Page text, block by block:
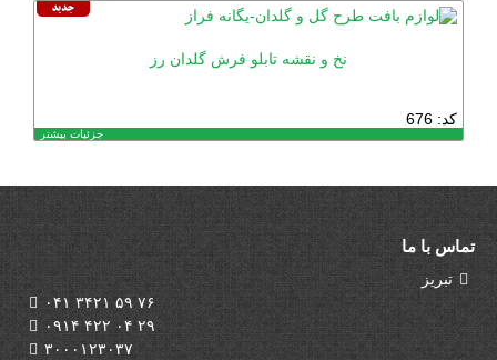
نخ و نقشه تابلو فرش گلدان رز
کد: 676
جزئیات بیشتر
تماس با ما
تبریز
۰۴۱ ۳۴۲۱ ۵۹ ۷۶
۰۹۱۴ ۴۲۲ ۰۴ ۲۹
۳۰۰۰۱۲۳۰۳۷